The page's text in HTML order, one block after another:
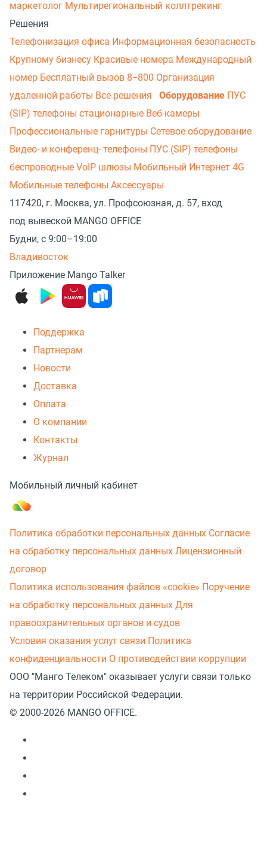
маркетолог Мультирегиональный коллтрекинг
Решения
Телефонизация офиса Информационная безопасность
Крупному бизнесу Красивые номера Международный
номер Бесплатный вызов 8−800 Организация
удаленной работы Все решения Оборудование ПУС
(SIP) телефоны стационарные Веб-камеры
Профессиональные гарнитуры Сетевое оборудование
Видео- и конференц- телефоны ПУС (SIP) телефоны
беспроводные VoIP шлюзы Мобильный Интернет 4G
Мобильные телефоны Аксессуары
117420, г. Москва, ул. Профсоюзная, д. 57, вход
под вывеской MANGO OFFICE
Будни, с 9:00–19:00
Владивосток
Приложение Mango Talker
Поддержка
Партнерам
Новости
Доставка
Оплата
О компании
Контакты
Журнал
Мобильный личный кабинет
Политика обработки персональных данных Согласие
на обработку персональных данных Лицензионный
договор
Политика использования файлов «cookie» Поручение
на обработку персональных данных Для
правоохранительных органов и судов
Условия оказания услуг связи Политика
конфиденциальности О противодействии коррупции
ООО "Манго Телеком" оказывает услуги связи только
на территории Российской Федерации.
© 2000-2026 MANGO OFFICE.